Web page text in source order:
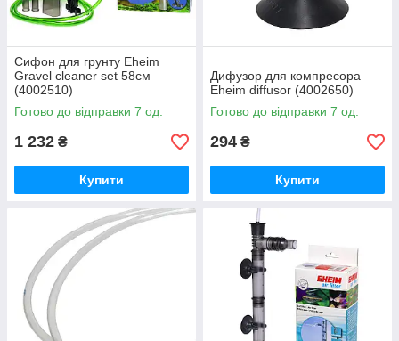
Сифон для грунту Eheim
Gravel cleaner set 58см
(4002510)
Готово до відправки 7 од.
1 232 ₴
Купити
Дифузор для компресора
Eheim diffusor (4002650)
Готово до відправки 7 од.
294 ₴
Купити